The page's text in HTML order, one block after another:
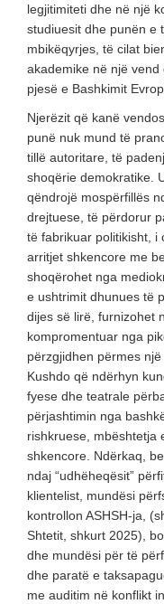
legjitimiteti dhe në një
studiuesit dhe punën e
mbikëqyrjes, të cilat
akademike në një
pjesë e Bashkimit
Njerëzit që kanë
punë nuk mund të
tillë autoritare, të
shoqërie demokratike.
qëndrojë mospërfillës
drejtuese, të përdorur
të fabrikuar politikisht, i
arritjet shkencore me
shoqërohet nga
e ushtrimit dhunues të
dijes së lirë, furnizohet
kompromentuar nga
përzgjidhen përmes
Kushdo që ndërhyn
fyese dhe teatrale
përjashtimin nga
rishkruese, mbështetja
shkencore. Ndërkaq,
ndaj “udhëheqësit”
klientelist, mundësi
kontrollon ASHSH-ja,
Shtetit, shkurt 2025),
dhe mundësi për të
dhe paratë e
me auditim në konflikt